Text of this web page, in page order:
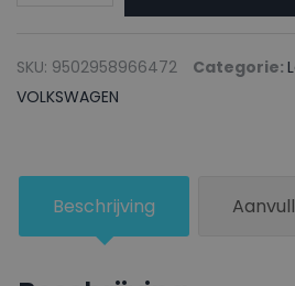
EMPIREGREEN
-
SKU: 9502958966472 Categorie:
VOLKSWAGEN
Beschrijving